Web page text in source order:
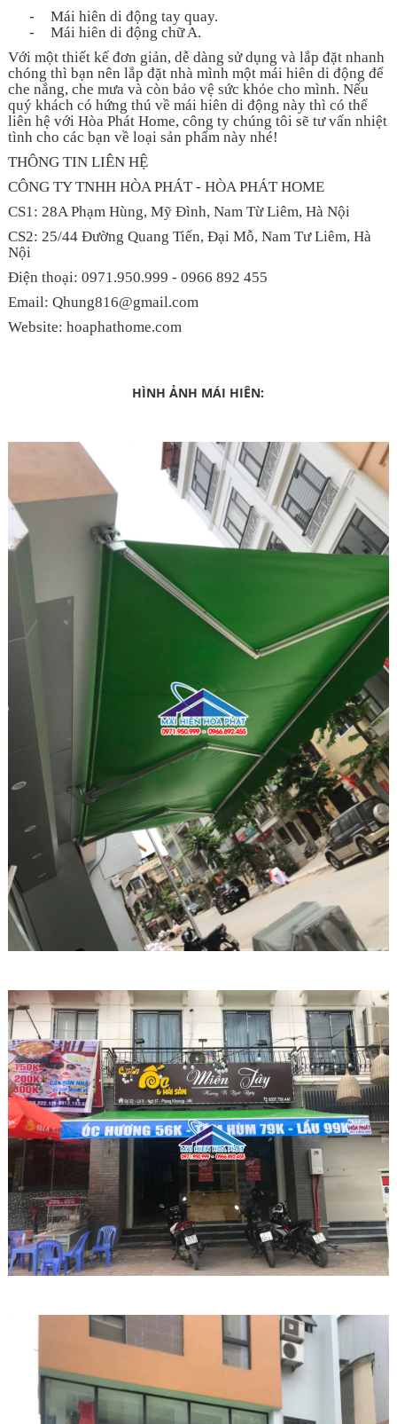
-
Mái hiên di động tay quay.
-
Mái hiên di động chữ A.
Với một thiết kế đơn giản, dễ dàng sử dụng và lắp đặt nhanh
chóng thì bạn nên lắp đặt nhà mình một mái hiên di động để
che nắng, che mưa và còn bảo vệ sức khỏe cho mình. Nếu
quý khách có hứng thú về mái hiên di động này thì có thể
liên hệ với Hòa Phát Home, công ty chúng tôi sẽ tư vấn nhiệt
tình cho các bạn về loại sản phẩm này nhé!
THÔNG TIN LIÊN HỆ
CÔNG TY TNHH HÒA PHÁT - HÒA PHÁT HOME
CS1: 28A Phạm Hùng, Mỹ Đình, Nam Từ Liêm, Hà Nội
CS2: 25/44 Đường Quang Tiến, Đại Mỗ, Nam Tư Liêm, Hà
Nội
Điện thoại: 0971.950.999 - 0966 892 455
Email: Qhung816@gmail.com
Website: hoaphathome.com
HÌNH ẢNH MÁI HIÊN: